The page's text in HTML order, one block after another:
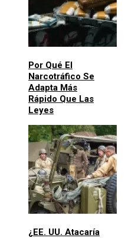
Por Qué El
Narcotráfico Se
Adapta Más
Rápido Que Las
Leyes
¿EE. UU. Atacaría